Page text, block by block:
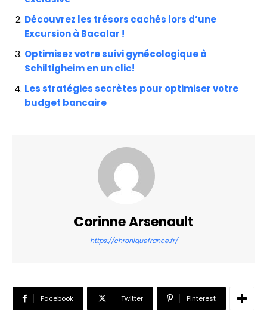
Découvrez les trésors cachés lors d’une
Excursion à Bacalar !
Optimisez votre suivi gynécologique à
Schiltigheim en un clic!
Les stratégies secrètes pour optimiser votre
budget bancaire
Corinne Arsenault
https://chroniquefrance.fr/
Facebook Twitter Pinterest